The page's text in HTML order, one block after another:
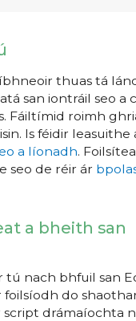
thuas tá
san iontráil seo a
Fáiltímid roimh
Is féidir leasuithe
a líonadh.
seo de réir ár
a bheith san
tú nach bhfuil san
foilsíodh do
drámaíochta